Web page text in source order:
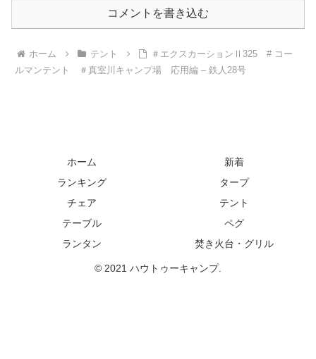
コメントを書き込む
ホーム テント
＃エクスカーションⅡ325 # コー
ルマンテント ＃真室川キャンプ場 応用編 – 鉄人28号
ホーム
新着
ランキング
タープ
チェア
テント
テーブル
ペグ
ランタン
焚き火台・グリル
© 2021 ハウトゥーキャンプ.